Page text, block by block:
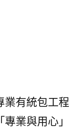
業有統包工程
業與用心」